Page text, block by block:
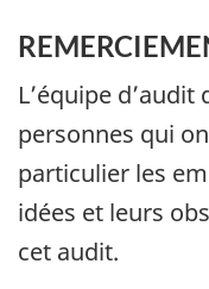
L’équipe
personnes qui
particulier les
idées et leurs
cet audit.